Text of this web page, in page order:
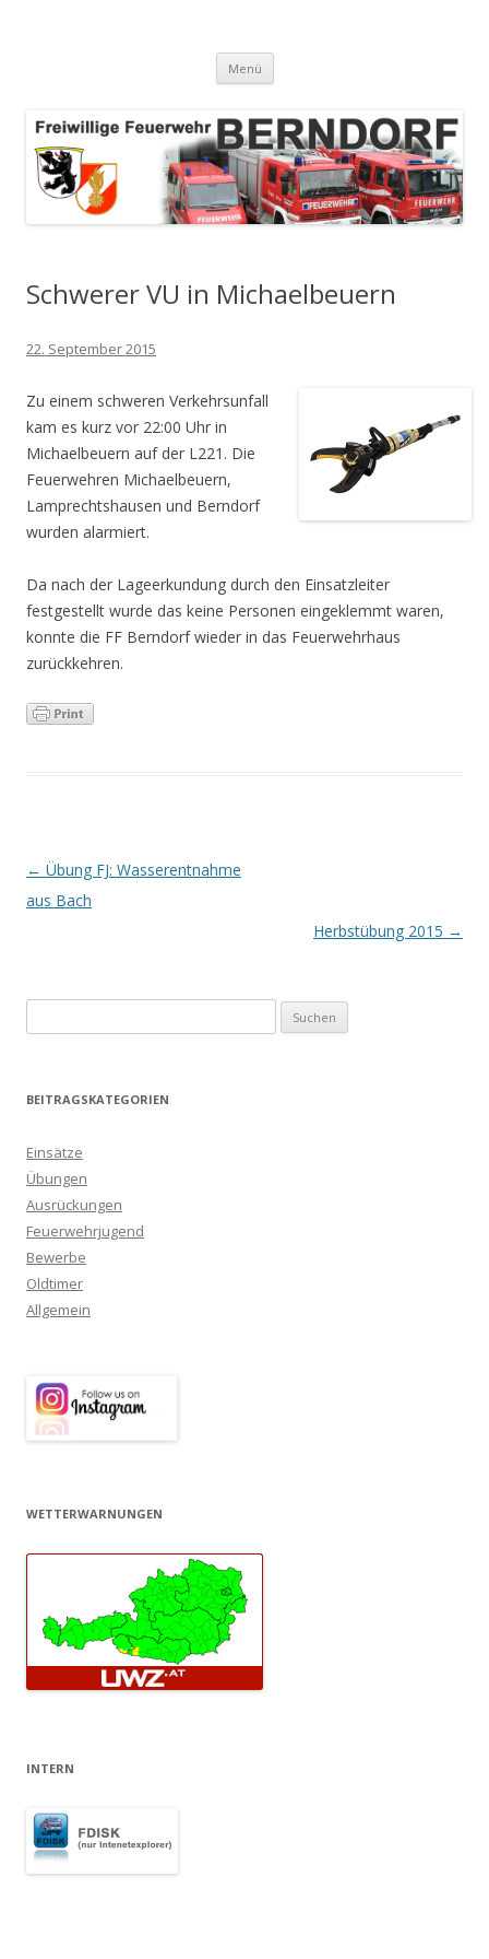
Menü
Zum Inhalt springen
AT
Schwerer VU in Michaelbeuern
22. September 2015
Zu einem schweren Verkehrsunfall
kam es kurz vor 22:00 Uhr in
Michaelbeuern auf der L221. Die
Feuerwehren Michaelbeuern,
Lamprechtshausen und Berndorf
wurden alarmiert.
Da nach der Lageerkundung durch den Einsatzleiter
festgestellt wurde das keine Personen eingeklemmt waren,
konnte die FF Berndorf wieder in das Feuerwehrhaus
zurückkehren.
Artikel-Navigation
← Übung FJ: Wasserentnahme
aus Bach
Herbstübung 2015 →
BEITRAGSKATEGORIEN
Einsätze
Übungen
Ausrückungen
Feuerwehrjugend
Bewerbe
Oldtimer
Allgemein
WETTERWARNUNGEN
INTERN